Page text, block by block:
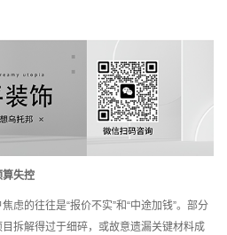
算失控
的往往是“报价不实”和“中途加钱”。部分
拆解得过于细碎，或故意遗漏关键材料成